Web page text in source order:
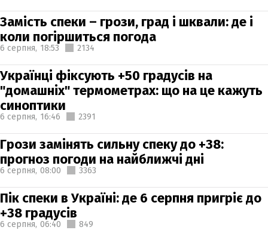
Замість спеки – грози, град і шквали: де і
коли погіршиться погода
6 серпня, 18:53 2134
Українці фіксують +50 градусів на
"домашніх" термометрах: що на це кажуть
синоптики
6 серпня, 16:46 2391
Грози замінять сильну спеку до +38:
прогноз погоди на найближчі дні
6 серпня, 08:00 3363
Пік спеки в Україні: де 6 серпня пригріє до
+38 градусів
6 серпня, 06:40 849